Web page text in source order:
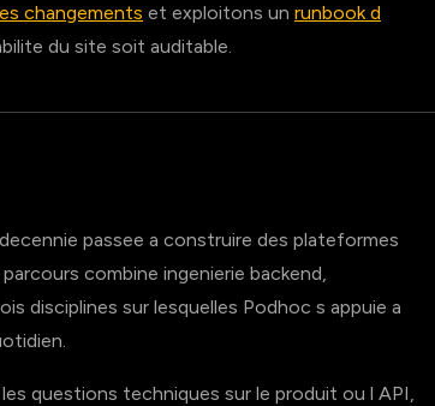
changements et exploitons un runbook d
du site soit auditable.
passee a construire des plateformes
combine ingenierie backend,
disciplines sur lesquelles Podhoc s appuie a
les questions techniques sur le produit ou l API,